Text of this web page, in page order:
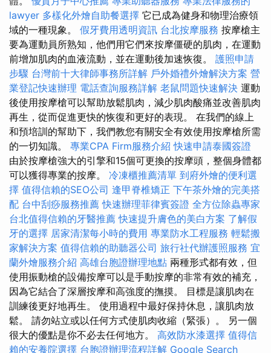
lawyer 多樣化外燴自助餐選擇 它已成為健身和物理治療領
域的一種現象。 假牙費用透明資訊 台北按摩服務 按摩槍主
要為運動員所熟知，他們用它們來按摩僵硬的肌肉，在運動
前增加肌肉的血液流動，並在運動後加速恢復。 護照申請
步驟 台灣前十大律師事務所詳解 戶外婚禮外燴解決方案 營
業登記快速辦理 電話查詢服務詳解 老鼠問題快速解決 運動
後使用按摩槍可以幫助放鬆肌肉，減少肌肉酸痛並改善肌肉
再生，從而促進更快的恢復和更好的表現。 在我們的線上
和預培訓的幫助下，我們教您有關安全有效使用按摩槍所需
的一切知識。 專業CPA Firm服務介紹 快速申請泰國簽證
由於按摩槍強大的引擎和15個可更換的按摩頭，整個身體都
可以獲得專業的按摩。 冷凍櫃推薦清單 到府外燴的便利選
擇 值得信賴的SEO公司 逢甲脊椎矯正 下午茶外燴的完美搭
配 台中刮痧服務推薦快速辦理菲律賓簽證 全方位除蟲專家
台北值得信賴的牙醫推薦 快速提升膚色的美白方案 了解假
牙的選擇 居家清潔每小時的費用 專業防水工程服務 輕鬆搬
家解決方案 值得信賴的助聽器公司 旅行社代辦護照服務 宜
蘭外燴服務介紹 高雄台胞證辦理地點 兩種形式都有效，但
使用振動槍的設備按摩可以是手動按摩的非常有效的補充，
因為它結合了深層按摩和高強度的撫摸。 目標是讓肌肉在
訓練後更好地再生。 使用過程中最好保持休息，讓肌肉放
鬆。 請勿站立或以任何方式使肌肉收縮（緊張）。 另一個
很大的優點是你不必去任何地方。 高效防水漆選擇 值得信
賴的安養院選擇 台胞證辦理流程詳解 Google Search